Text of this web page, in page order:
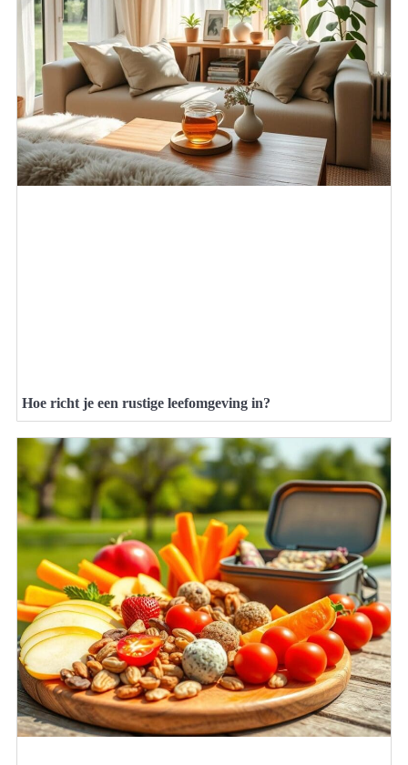
Hoe richt je een rustige leefomgeving in?